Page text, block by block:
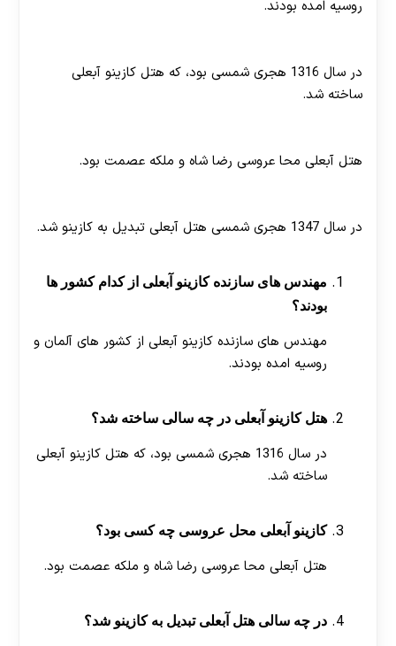
روسیه امده بودند.
در سال 1316 هجری شمسی بود، که هتل کازینو آبعلی
ساخته شد.
هتل آبعلی محا عروسی رضا شاه و ملکه عصمت بود.
در سال 1347 هجری شمسی هتل آبعلی تبدیل به کازینو شد.
مهندس های سازنده کازینو آبعلی از کدام کشور ها
بودند؟
مهندس های سازنده کازینو آبعلی از کشور های آلمان و
روسیه امده بودند.
هتل کازینو آبعلی در چه سالی ساخته شد؟
در سال 1316 هجری شمسی بود، که هتل کازینو آبعلی
ساخته شد.
کازینو آبعلی محل عروسی چه کسی بود؟
هتل آبعلی محا عروسی رضا شاه و ملکه عصمت بود.
در چه سالی هتل آبعلی تبدیل به کازینو شد؟